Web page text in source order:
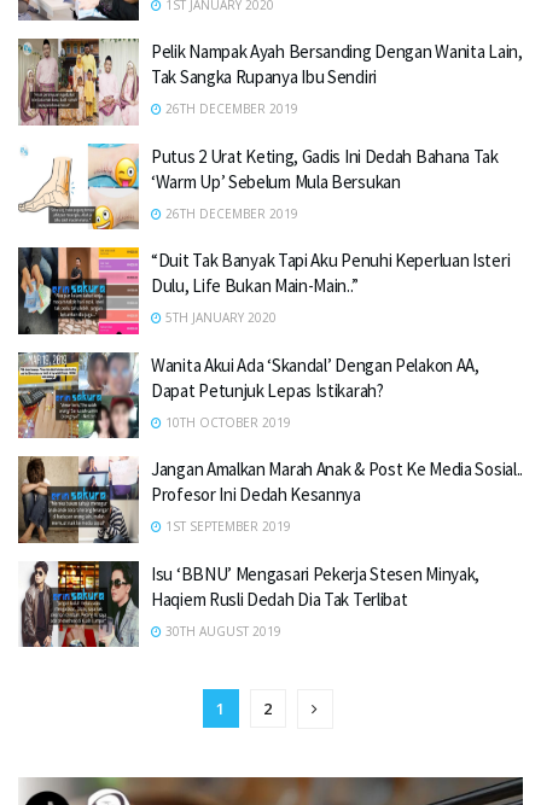
1ST JANUARY 2020
Pelik Nampak Ayah Bersanding Dengan Wanita Lain,
Tak Sangka Rupanya Ibu Sendiri
26TH DECEMBER 2019
Putus 2 Urat Keting, Gadis Ini Dedah Bahana Tak
‘Warm Up’ Sebelum Mula Bersukan
26TH DECEMBER 2019
“Duit Tak Banyak Tapi Aku Penuhi Keperluan Isteri
Dulu, Life Bukan Main-Main..”
5TH JANUARY 2020
Wanita Akui Ada ‘Skandal’ Dengan Pelakon AA,
Dapat Petunjuk Lepas Istikarah?
10TH OCTOBER 2019
Jangan Amalkan Marah Anak & Post Ke Media Sosial..
Profesor Ini Dedah Kesannya
1ST SEPTEMBER 2019
Isu ‘BBNU’ Mengasari Pekerja Stesen Minyak,
Haqiem Rusli Dedah Dia Tak Terlibat
30TH AUGUST 2019
1 2